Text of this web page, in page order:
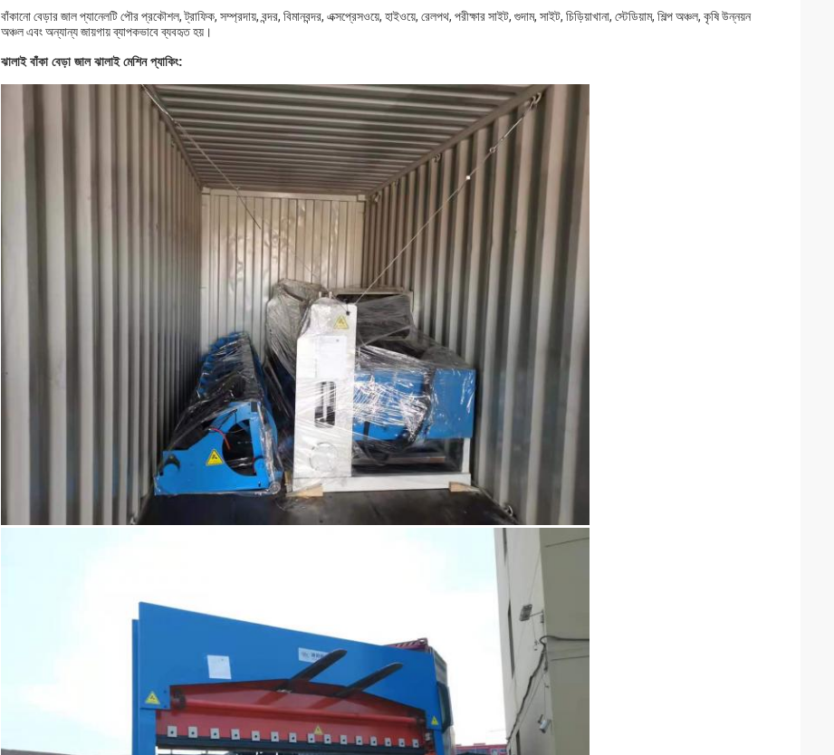
বাঁকানো বেড়ার জাল প্যানেলটি পৌর প্রকৌশল, ট্রাফিক, সম্প্রদায়, বন্দর, বিমানবন্দর, এক্সপ্রেসওয়ে, হাইওয়ে, রেলপথ, পরীক্ষার সাইট, গুদাম, সাইট, চিড়িয়াখানা, স্টেডিয়াম, শিল্প অঞ্চল, কৃষি উন্নয়ন
অঞ্চল এবং অন্যান্য জায়গায় ব্যাপকভাবে ব্যবহৃত হয়।
ঝালাই বাঁকা বেড়া জাল ঝালাই মেশিন প্যাকিং: